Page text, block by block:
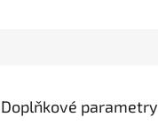
Doplňkové parametry